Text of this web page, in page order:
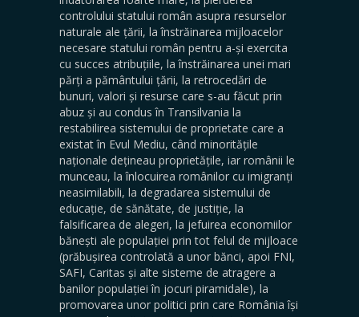
controlului statului român asupra resurselor
naturale ale țării, la înstrăinarea mijloacelor
necesare statului român pentru a-și exercita
cu succes atribuțiile, la înstrăinarea unei mari
părți a pământului țării, la retrocedări de
bunuri, valori și resurse care s-au făcut prin
abuz și au condus în Transilvania la
restabilirea sistemului de proprietate care a
existat în Evul Mediu, când minoritățile
naționale dețineau proprietățile, iar românii le
munceau, la înlocuirea românilor cu imigranți
neasimilabili, la degradarea sistemului de
educație, de sănătate, de justiție, la
falsificarea de alegeri, la jefuirea economiilor
bănești ale populației prin tot felul de mijloace
(prăbușirea controlată a unor bănci, apoi FNI,
SAFI, Caritas și alte sisteme de atragere a
banilor populației în jocuri piramidale), la
promovarea unor politici prin care România își